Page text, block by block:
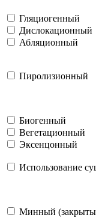
Гляциогенный
Дислокационный
Абляционный
Пиролизионный
Биогенный
Вегетационный
Эксенцонный
Использование
Минный